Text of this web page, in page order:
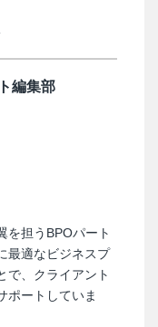
編集部
を担うBPOパート
最適なビジネスプ
で、クライアント
ポートしていま